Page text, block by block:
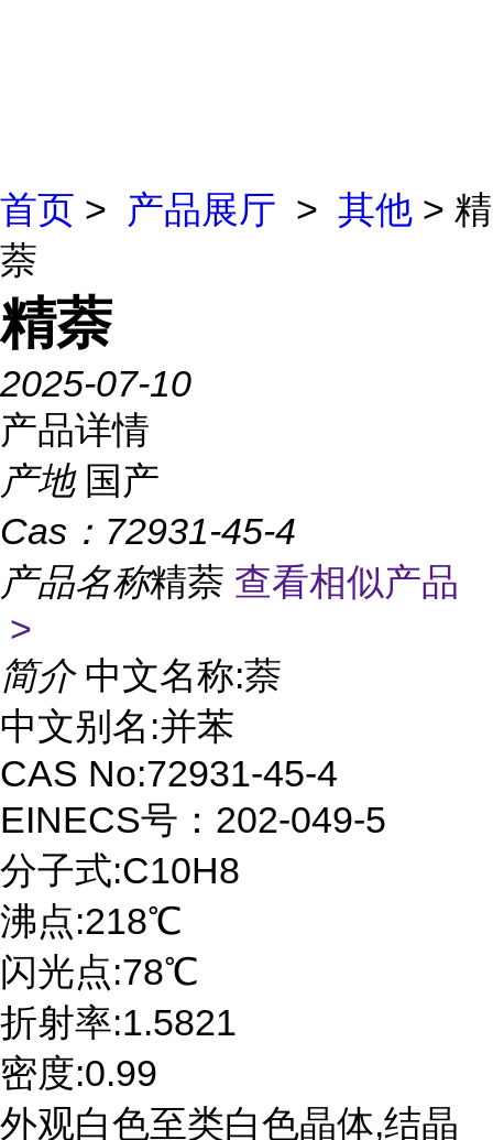
首页 > 产品展厅 > 其他 > 精
萘
精萘
2025-07-10
产品详情
产地 国产
Cas： 72931-45-4
产品名称精萘 查看相似产品
>
简介 中文名称:萘
中文别名:并苯
CAS No:72931-45-4
EINECS号：202-049-5
分子式:C10H8
沸点:218℃
闪光点:78℃
折射率:1.5821
密度:0.99
外观白色至类白色晶体,结晶